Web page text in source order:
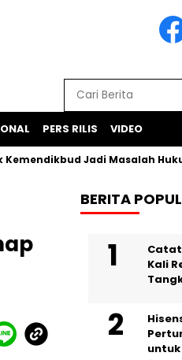
PERS RILIS VIDEO
Kemendikbud Jadi Masalah
BERITA
Kali
untuk